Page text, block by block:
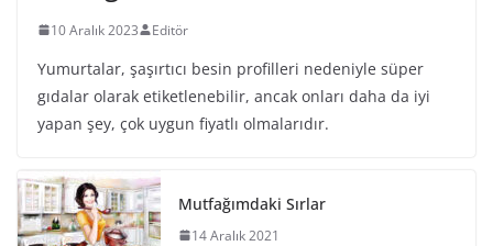
10 Aralık 2023 Editör
Yumurtalar, şaşırtıcı besin profilleri nedeniyle süper
gıdalar olarak etiketlenebilir, ancak onları daha da iyi
yapan şey, çok uygun fiyatlı olmalarıdır.
Mutfağımdaki Sırlar
14 Aralık 2021